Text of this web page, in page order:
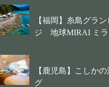
【福岡】糸島グラ
ジ 地球MIRAI ミラ
【鹿児島】こしか
グ